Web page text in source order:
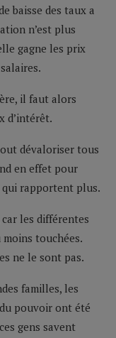
baisse des taux a
n’est plus
gagne les prix
il faut alors
d’intérêt.
dévaloriser tous
en effet pour
qui rapportent plus.
les différentes
touchées.
ne le sont pas.
familles, les
pouvoir ont été
gens savent